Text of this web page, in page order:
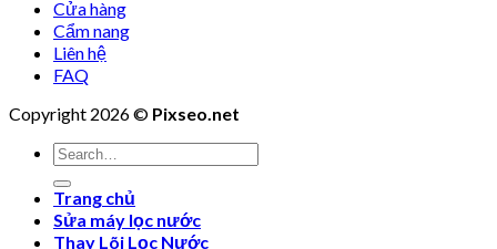
Cửa hàng
Cẩm nang
Liên hệ
FAQ
Copyright 2026 © Pixseo.net
Search
for:
Trang chủ
Sửa máy lọc nước
Thay Lõi Lọc Nước